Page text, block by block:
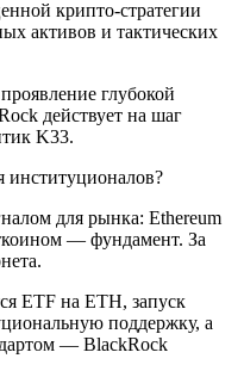
крипто-стратегии
активов и тактических
глубокой
действует на шаг
K33.
для рынка: Ethereum
— фундамент. За
ETF на ETH, запуск
поддержку, а
— BlackRock